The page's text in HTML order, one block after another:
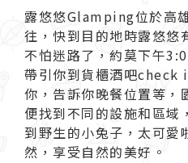
露悠悠Glamping位於高
往，快到目的地時露悠悠
不怕迷路了，約莫下午
帶引你到貨櫃酒吧check
你，告訴你晚餐位置等，
便找到不同的設施和區域
到野生的小兔子，太可愛
然，享受自然的美好。